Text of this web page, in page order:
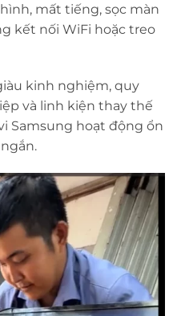
mất tiếng, sọc màn
kết nối WiFi hoặc treo
kinh nghiệm, quy
và linh kiện thay thế
Samsung hoạt động ổn